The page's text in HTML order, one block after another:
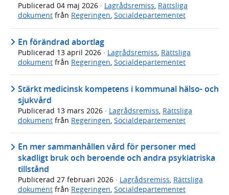
Publicerad 04 maj 2026 · Lagrådsremiss, Rättsliga
dokument från Regeringen, Socialdepartementet
En förändrad abortlag
Publicerad 13 april 2026 · Lagrådsremiss, Rättsliga
dokument från Regeringen, Socialdepartementet
Stärkt medicinsk kompetens i kommunal hälso- och
sjukvård
Publicerad 13 mars 2026 · Lagrådsremiss Rättsliga
dokument från Regeringen Socialdepartementet
En mer sammanhållen vård för personer med
skadligt bruk och beroende och andra psykiatriska
tillstånd
Publicerad 27 februari 2026 · Lagrådsremiss, Rättsliga
dokument från Regeringen, Socialdepartementet